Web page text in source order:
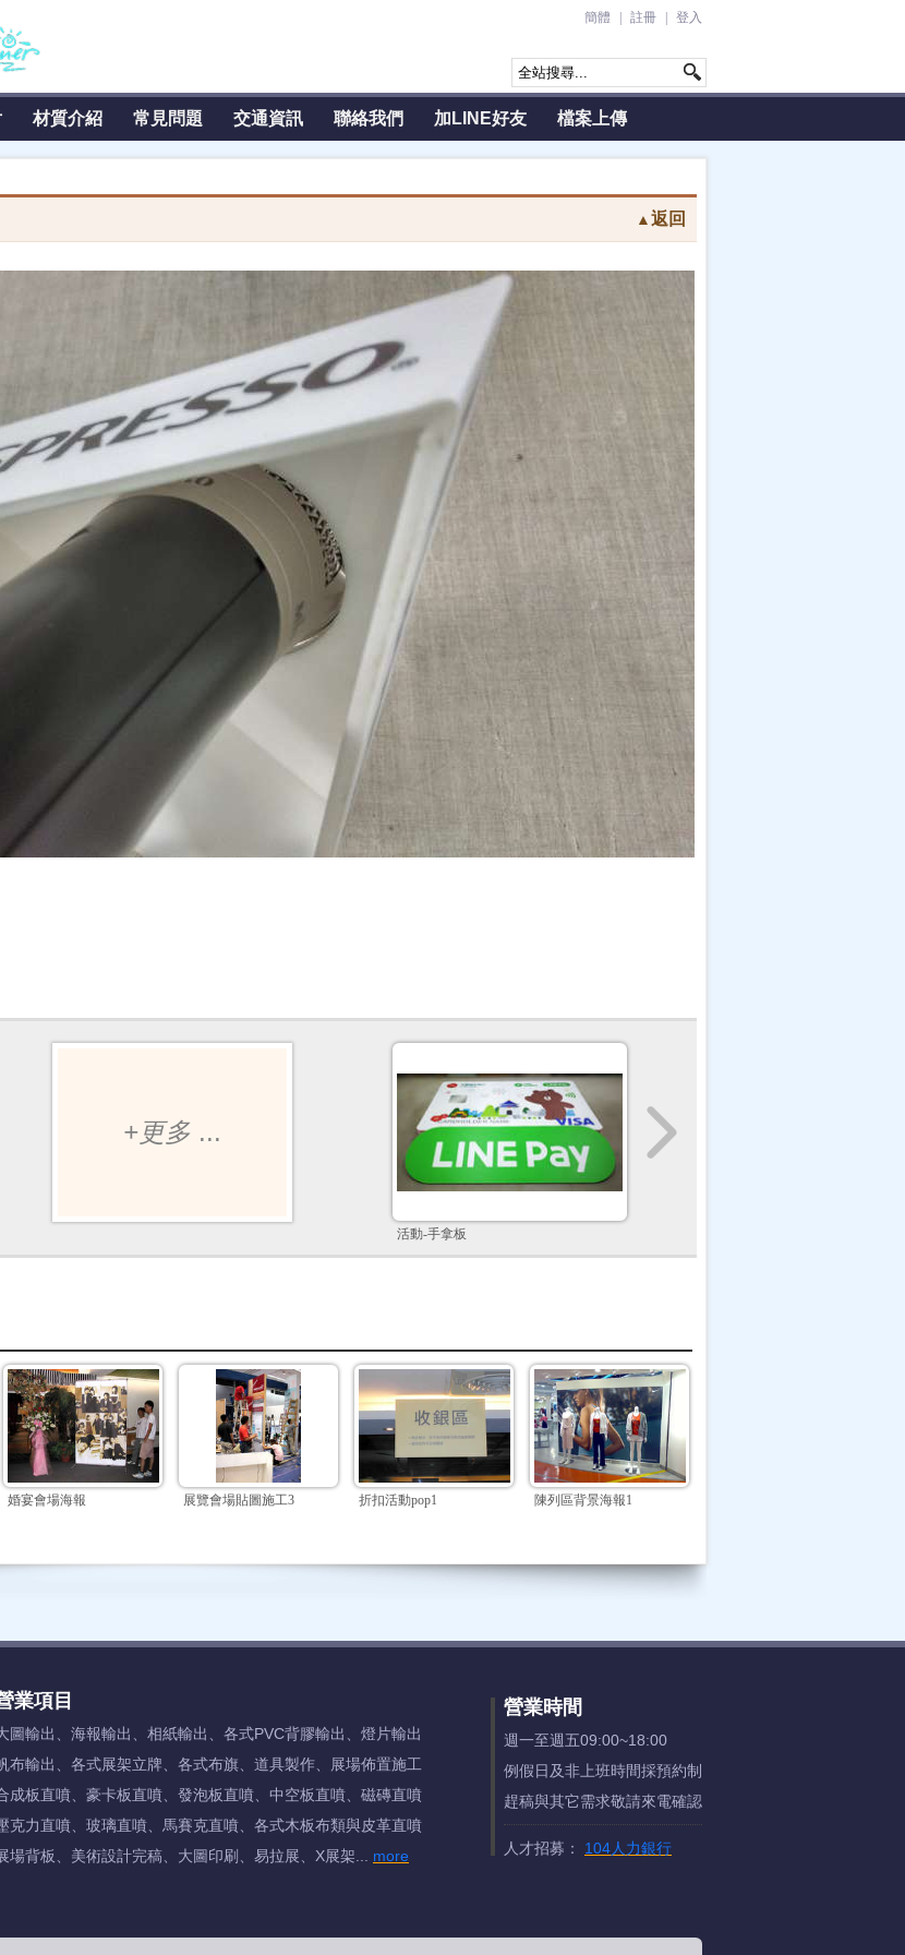
簡體 註冊 登入
材質介紹 常見問題 交通資訊 聯絡我們 加LINE好友 檔案上傳
▲返回
活動-手拿板
+更多 ...
婚宴會場海報 展覽會場貼圖施工3 折扣活動pop1 陳列區背景海報1
業項目
圖輸出、海報輸出、相紙輸出、各式PVC背膠輸出、燈片輸出
布輸出、各式展架立牌、各式布旗、道具製作、展場佈置施工
成板直噴、豪卡板直噴、發泡板直噴、中空板直噴、磁磚直噴
克力直噴、玻璃直噴、馬賽克直噴、各式木板布類與皮革直噴
場背板、美術設計完稿、大圖印刷
易拉展 X展架... more
營業時間
週一至週五09:00~18:00
例假日及非上班時間採預約制
趕稿與其它需求敬請來電確認
人才招募： 104人力銀行